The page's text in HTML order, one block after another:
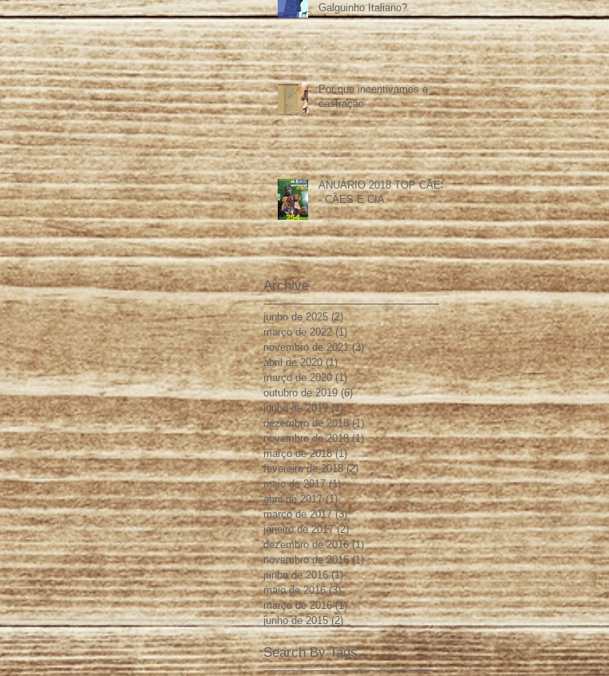
Galguinho Italiano?
Por que incentivamos a
castração
ANUÁRIO 2018 TOP CÃES
- CÃES E CIA
Archive
junho de 2025 (2)2 posts
março de 2022 (1) 1 post
novembro de 2021 (3)3 posts
abril de 2020 (1)1 post
março de 2020 (1)1 post
outubro de 2019 (6)6 posts
junho de 2019 (1)1 post
dezembro de 2018 (1) 1 post
novembro de 2018 (1)1 post
março de 2018 (1)1 post
fevereiro de 2018 (2)2 posts
maio de 2017 (1)1 post
abril de 2017 (1)1 post
março de 2017 (3)3 posts
janeiro de 2017 (2)2 posts
dezembro de 2016 (1)1 post
novembro de 2016 (1)1 post
junho de 2016 (1)1 post
maio de 2016 (3)3 posts
março de 2016 (1)1 post
junho de 2015 (2)2 posts
Search By Tags